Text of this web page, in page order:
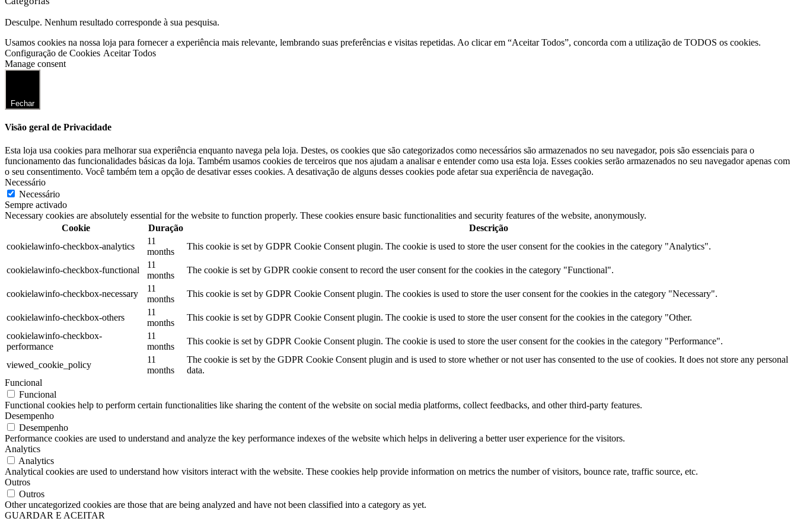
Desculpe. Nenhum resultado corresponde à sua pesquisa.
Usamos cookies na nossa loja para fornecer a experiência mais relevante, lembrando suas preferências e visitas repetidas. Ao clicar em “Aceitar Todos”, concorda com a utilização de TODOS os cookies.
Configuração de Cookies Aceitar Todos
Manage consent
Fechar
Visão geral de Privacidade
Esta loja usa cookies para melhorar sua experiência enquanto navega pela loja. Destes, os cookies que são categorizados como necessários são armazenados no seu navegador, pois são essenciais para o
funcionamento das funcionalidades básicas da loja. Também usamos cookies de terceiros que nos ajudam a analisar e entender como usa esta loja. Esses cookies serão armazenados no seu navegador apenas com
o seu consentimento. Você também tem a opção de desativar esses cookies. A desativação de alguns desses cookies pode afetar sua experiência de navegação.
Necessário
Necessário
Sempre activado
Necessary cookies are absolutely essential for the website to function properly. These cookies ensure basic functionalities and security features of the website, anonymously.
Cookie
Duração
Descrição
cookielawinfo-checkbox-analytics
11
months
This cookie is set by GDPR Cookie Consent plugin. The cookie is used to store the user consent for the cookies in the category "Analytics".
cookielawinfo-checkbox-functional
11
months
The cookie is set by GDPR cookie consent to record the user consent for the cookies in the category "Functional".
cookielawinfo-checkbox-necessary
11
months
This cookie is set by GDPR Cookie Consent plugin. The cookies is used to store the user consent for the cookies in the category "Necessary".
cookielawinfo-checkbox-others
11
months
This cookie is set by GDPR Cookie Consent plugin. The cookie is used to store the user consent for the cookies in the category "Other.
cookielawinfo-checkbox-
performance
11
months
This cookie is set by GDPR Cookie Consent plugin. The cookie is used to store the user consent for the cookies in the category "Performance".
viewed_cookie_policy
11
months
The cookie is set by the GDPR Cookie Consent plugin and is used to store whether or not user has consented to the use of cookies. It does not store any personal
data.
Funcional
Funcional
Functional cookies help to perform certain functionalities like sharing the content of the website on social media platforms, collect feedbacks, and other third-party features.
Desempenho
Desempenho
Performance cookies are used to understand and analyze the key performance indexes of the website which helps in delivering a better user experience for the visitors.
Analytics
Analytics
Analytical cookies are used to understand how visitors interact with the website. These cookies help provide information on metrics the number of visitors, bounce rate, traffic source, etc.
Outros
Outros
Other uncategorized cookies are those that are being analyzed and have not been classified into a category as yet.
GUARDAR E ACEITAR